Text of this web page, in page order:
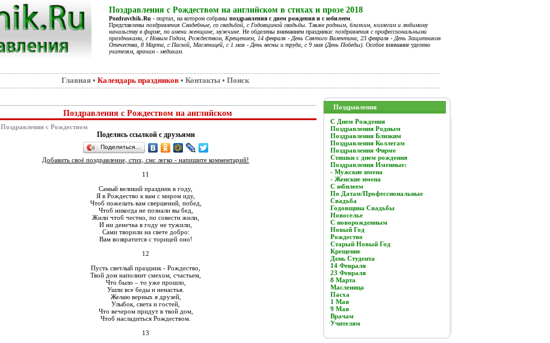
Поздравления с Рождеством на английском в стихах и прозе 2018
Pozdravchik.Ru - портал, на котором собраны поздравления с днем рождения и с юбилеем
Представлены поздравления Свадебные, со свадьбой, с Годовщиной свадьбы . Также родным, близким, коллегам и любимому
начальству в фирме, по имени женщине, мужчине. Не обделены вниманием праздники: поздравления с профессиональными
праздниками, с Новым Годом, Рождеством, Крещением, 14 февраля - День Святого Валентина, 23 февраля - День Защитников
Отечества, 8 Марта, с Пасхой, Масленицей, с 1 мая - День весны и труда, с 9 мая (День Победы). Особое внимание уделено
учителям, врачам - медикам
Главная • Календарь праздников • Контакты • Поиск
Поздравления с Рождеством на английском
Поздравления с Рождеством
Поделись ссылкой с друзьями
Поделиться…
Добавить своё поздравление, стих, смс легко - напишите комментарий!
11
Самый великий праздник в году,
Я в Рождество к вам с миром иду,
Чтоб пожелать вам свершений, побед,
Чтоб никогда не познали вы бед,
Жили чтоб честно, по совести жили,
И ни денечка в году не тужили,
Сами творили на свете добро:
Вам возвратится с торицей оно!
12
Пусть светлый праздник - Рождество,
Твой дом наполнит смехом, счастьем,
Что было – то уже прошло,
Ушли все беды и ненастья.
Желаю верных я друзей,
Улыбок, света и гостей,
Что вечером придут в твой дом,
Чтоб насладиться Рождеством.
13
Поздравления
C Днем Рождения
Поздравления Родным
Поздравления Близким
Поздравления Коллегам
Поздравления Фирме
Стишки с днем рождения
Поздравления Именные:
- Мужские имена
- Женские имена
С юбилеем
По Датам/Профессиональные
Свадьба
Годовщина Свадьбы
Новоселье
С новорожденным
Новый Год
Рождество
Старый Новый Год
Крещение
День Студента
14 Февраля
23 Февраля
8 Марта
Масленица
Пасха
1 Мая
9 Мая
Врачам
Учителям